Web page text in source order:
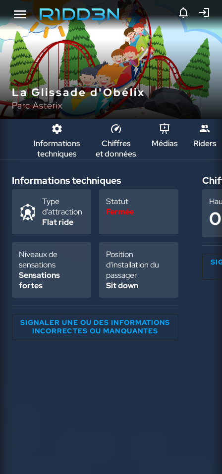
La Glissade d'Obélix
Parc Astérix
Informations
techniques
Chiffres
et données
Médias Riders
Informations techniques
Type
d'attraction
Flat ride
Statut
Fermée
Niveaux de
sensations
Sensations
fortes
Position
d'installation du
passager
Sit down
SIGNALER UNE OU DES INFORMATIONS
INCORRECTES OU MANQUANTES